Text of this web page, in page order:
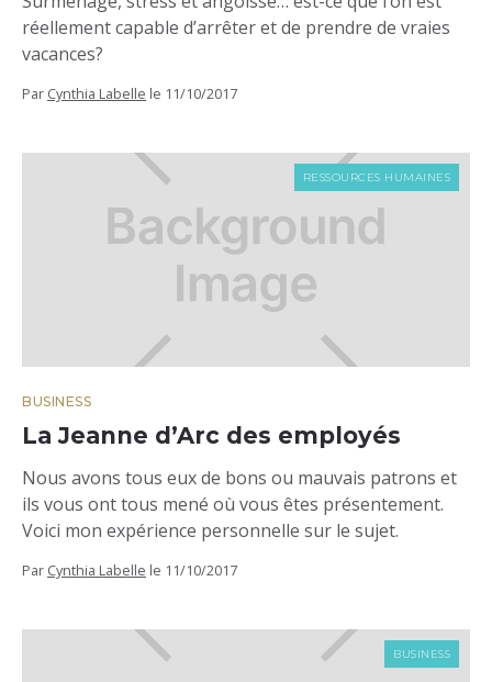
réellement capable d’arrêter et de prendre de vraies
vacances?
Par Cynthia Labelle le 11/10/2017
RESSOURCES HUMAINES
BUSINESS
La Jeanne d’Arc des employés
Nous avons tous eux de bons ou mauvais patrons et
ils vous ont tous mené où vous êtes présentement.
Voici mon expérience personnelle sur le sujet.
Par Cynthia Labelle le 11/10/2017
BUSINESS